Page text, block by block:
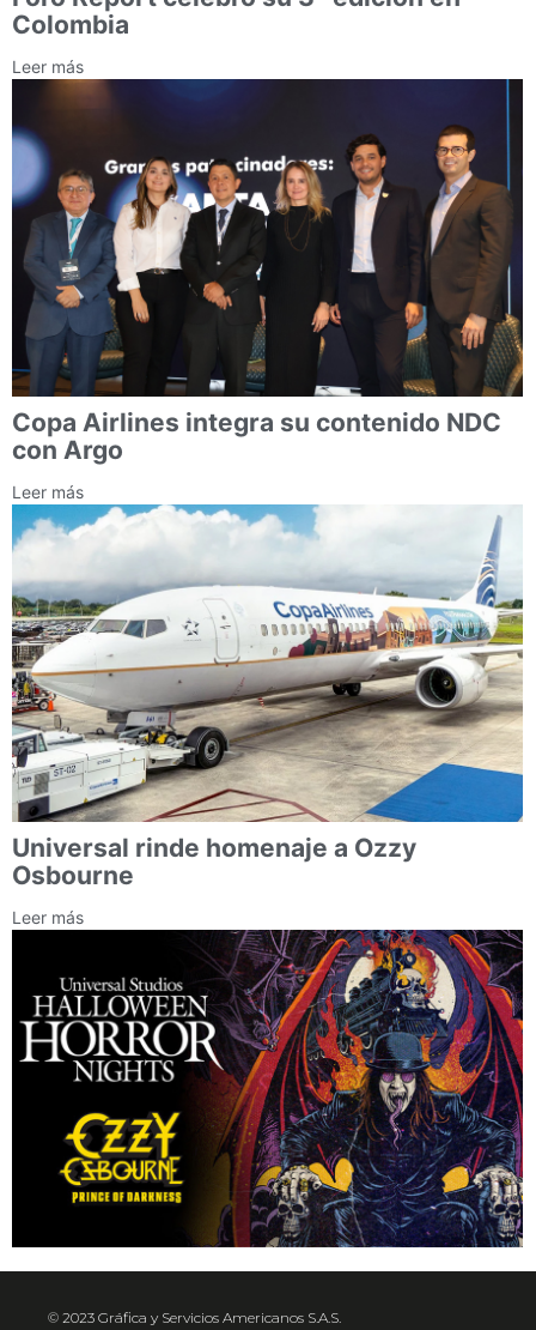
Colombia
Leer más
Copa Airlines integra su contenido NDC
con Argo
Leer más
Universal rinde homenaje a Ozzy
Osbourne
Leer más
© 2023 Gráfica y Servicios Americanos S.A.S.